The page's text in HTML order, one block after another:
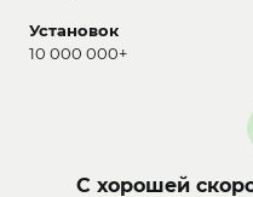
Установок
10 000 000+
С хорошей